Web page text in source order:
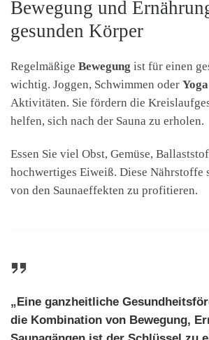
Bewegung und
gesunden Körper
Regelmäßige Bewegung ist für einen
wichtig. Joggen, Schwimmen oder Yoga
Aktivitäten. Sie fördern die
helfen, sich nach der Sauna zu erholen.
Essen Sie viel Obst, Gemüse,
hochwertiges Eiweiß. Diese Nährstoffe
von den Saunaeffekten zu profitieren.
„Eine ganzheitliche
die Kombination von Bewegung,